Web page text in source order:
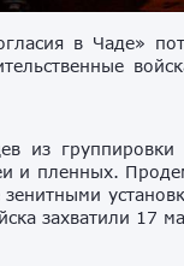
в Чаде»
из
и пленных.
захватили 17